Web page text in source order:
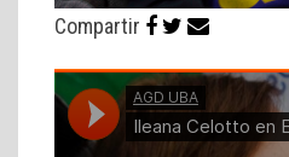
Compartir